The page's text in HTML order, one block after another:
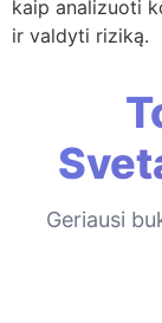
kaip analizuoti
ir valdyti riziką.
Geriausi